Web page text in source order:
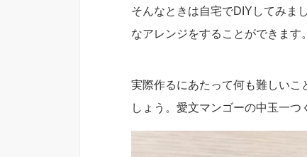
そんなときは自宅でDIYしてみま
なアレンジをすることができます。
実際作るにあたって何も難しいこ
しょう。愛文マンゴーの中玉一つ